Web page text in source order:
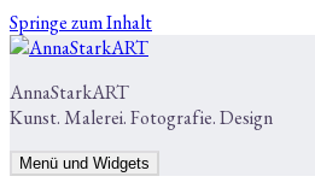
Springe zum Inhalt
AnnaStarkART
Kunst. Malerei. Fotografie. Design
Menü und Widgets